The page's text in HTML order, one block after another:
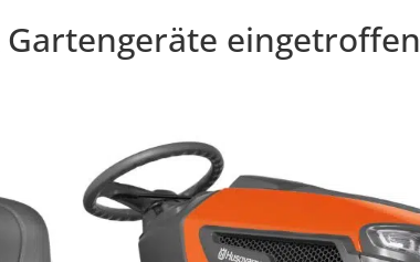
Gartengeräte eingetroffen